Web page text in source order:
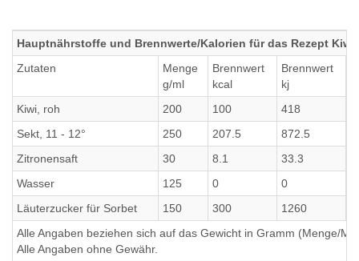
Hauptnährstoffe und Brennwerte/Kalorien für das Rezept
Zutaten
Menge
g/ml
Brennwert
kcal
Brennwert
kj
Kiwi, roh
200 100 418
Sekt, 11 - 12°
250 207.5 872.5
Zitronensaft
30 8.1 33.3
Wasser
125 0 0
Läuterzucker für Sorbet
150 300 1260
Alle Angaben beziehen sich auf das Gewicht in Gramm (Menge/
Alle Angaben ohne Gewähr.